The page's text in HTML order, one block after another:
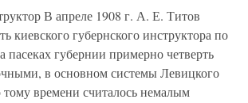
В апреле 1908 г. А. Е. Титов
киевского губернского инструктора по
пасеках губернии примерно четверть
в основном системы Левицкого
времени считалось немалым